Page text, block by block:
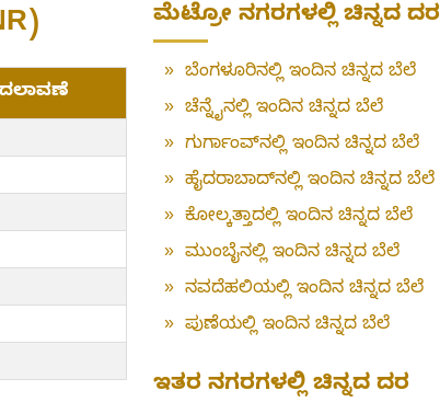
ಮೆಟ್ರೋ ನಗರಗಳಲ್ಲಿ ಚಿನ್ನದ ದರ
» ಬೆಂಗಳೂರಿನಲ್ಲಿ ಇಂದಿನ ಚಿನ್ನದ ಬೆಲೆ
» ಚೆನ್ನೈನಲ್ಲಿ ಇಂದಿನ ಚಿನ್ನದ ಬೆಲೆ
» ಗುರ್ಗಾಂವ್‌ನಲ್ಲಿ ಇಂದಿನ ಚಿನ್ನದ ಬೆಲೆ
» ಹೈದರಾಬಾದ್‌ನಲ್ಲಿ ಇಂದಿನ ಚಿನ್ನದ ಬೆಲೆ
» ಕೋಲ್ಕತ್ತಾದಲ್ಲಿ ಇಂದಿನ ಚಿನ್ನದ ಬೆಲೆ
» ಮುಂಬೈನಲ್ಲಿ ಇಂದಿನ ಚಿನ್ನದ ಬೆಲೆ
» ನವದೆಹಲಿಯಲ್ಲಿ ಇಂದಿನ ಚಿನ್ನದ ಬೆಲೆ
» ಪುಣೆಯಲ್ಲಿ ಇಂದಿನ ಚಿನ್ನದ ಬೆಲೆ
ಇತರ ನಗರಗಳಲ್ಲಿ ಚಿನ್ನದ ದರ